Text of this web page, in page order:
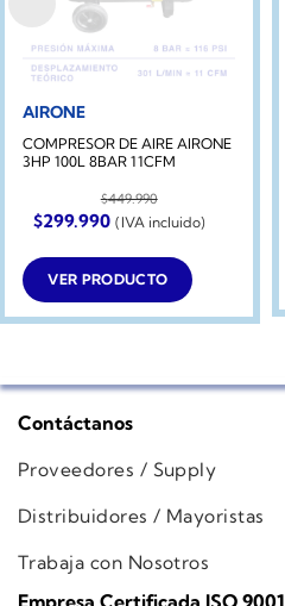
AIRONE
COMPRESOR DE AIRE AIRONE
3HP 100L 8BAR 11CFM
$449.990
El
precio
original
era:
$449.990.
$299.990El
precio
actual
es:
$299.990.
(IVA incluido)
VER PRODUCTO
Contáctanos
Proveedores / Supply
Distribuidores / Mayoristas
Trabaja con Nosotros
Empresa Certificada ISO 9001